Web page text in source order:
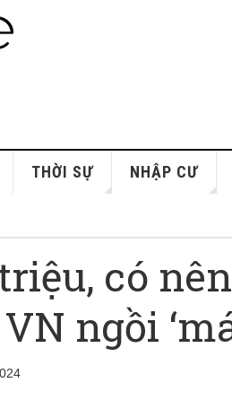
THỜI SỰ NHẬP CƯ
có
ngồi